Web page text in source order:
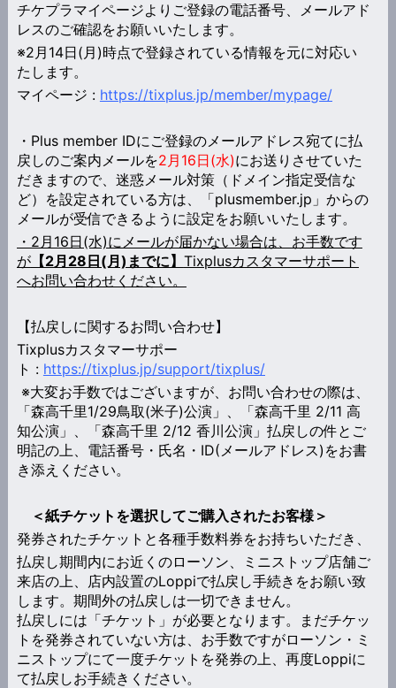
チケプラマイページよりご登録の電話番号、メールアド
レスのご確認をお願いいたします。
※2月14日(月)時点で登録されている情報を元に対応い
たします。
マイページ : https://tixplus.jp/member/mypage/
・Plus member IDにご登録のメールアドレス宛てに払
戻しのご案内メールを2月16日(水)にお送りさせていた
だきますので、迷惑メール対策（ドメイン指定受信な
ど）を設定されている方は、「plusmember.jp」からの
メールが受信できるように設定をお願いいたします。
・2月16日(水)にメールが届かない場合は、お手数です
が【2月28日(月)までに】 Tixplusカスタマーサポート
へお問い合わせください。
【払戻しに関するお問い合わせ】
Tixplusカスタマーサポー
ト : https://tixplus.jp/support/tixplus/
※大変お手数ではございますが、お問い合わせの際は、
「森高千里1/29鳥取(米子)公演」、「森高千里 2/11 高
知公演」、「森高千里 2/12 香川公演」払戻しの件とご
明記の上、電話番号・氏名・ID(メールアドレス)をお書
き添えください。
＜紙チケットを選択してご購入されたお客様＞
発券されたチケットと各種手数料券をお持ちいただき、
払戻し期間内にお近くのローソン、ミニストップ店舗ご
来店の上、店内設置のLoppiで払戻し手続きをお願い致
します。期間外の払戻しは一切できません。
払戻しには「チケット」が必要となります。まだチケッ
トを発券されていない方は、お手数ですがローソン・ミ
ニストップにて一度チケットを発券の上、再度Loppiに
て払戻しお手続きください。